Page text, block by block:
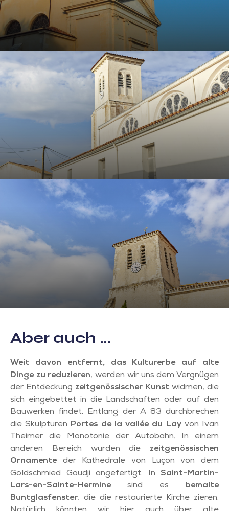
Aber auch …
Weit davon entfernt, das Kulturerbe auf alte
Dinge zu reduzieren, werden wir uns dem Vergnügen
der Entdeckung zeitgenössischer Kunst widmen, die
sich eingebettet in die Landschaften oder auf den
Bauwerken findet. Entlang der A 83 durchbrechen
die Skulpturen Portes de la vallée du Layvon Ivan
Theimer die Monotonie der Autobahn. In einem
anderen Bereich wurden die zeitgenössischen
Ornamenteder Kathedrale von Luçon von dem
Goldschmied Goudji angefertigt. In Saint-Martin-
Lars-en-Sainte-Herminesind es bemalte
Buntglasfenster, die die restaurierte Kirche zieren.